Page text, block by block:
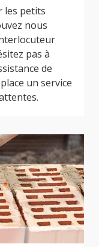
les petits
nous
pas à
de
un service